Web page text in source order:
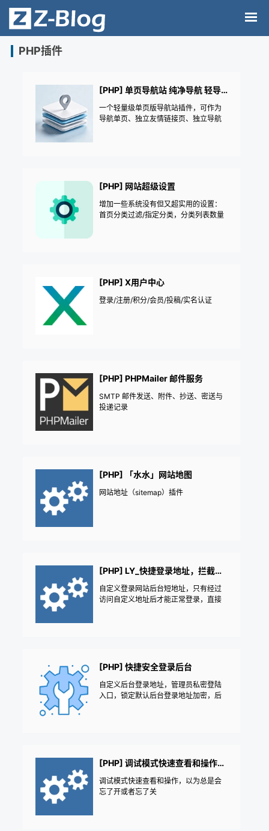
PHP插件
[PHP] 单页导航站 纯净导航 轻导航
一个轻量级单页版导航站插件，可作为
导航单页、独立友情链接页、独立导航
[PHP] 网站超级设置
增加一些系统没有但又超实用的设置：
首页分类过滤/指定分类，分类列表数量
《益吾库》尔今作品
[PHP] X用户中心
登录/注册/积分/会员/投稿/实名认证
[PHP] PHPMailer 邮件服务
SMTP 邮件发送、附件、抄送、密送与
投递记录
[PHP] 「水水」网站地图
网站地址（sitemap）插件
[PHP] LY_快捷登录地址，拦截扫描登录
自定义登录网站后台短地址，只有经过
访问自定义地址后才能正常登录，直接
[PHP] 快捷安全登录后台
自定义后台登录地址，管理员私密登陆
入口，锁定默认后台登录地址加密，后
[PHP] 调试模式快速查看和操作（开发者工具）
调试模式快速查看和操作，以为总是会
忘了开或者忘了关